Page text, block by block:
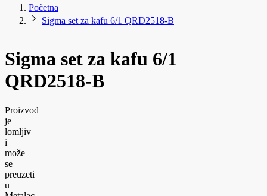
Početna
Sigma set za kafu 6/1 QRD2518-B
Sigma set za kafu 6/1
QRD2518-B
Proizvod
je
lomljiv
i
može
se
preuzeti
u